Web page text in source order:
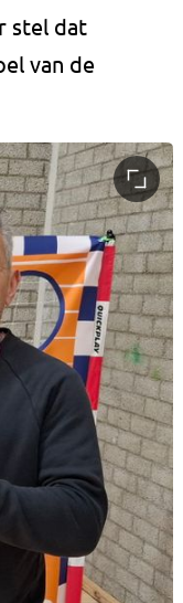
stel dat
van de